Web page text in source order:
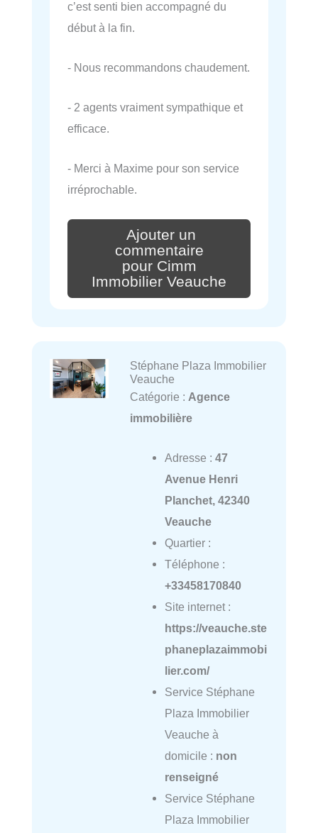
c’est senti bien accompagné du
début à la fin.
- Nous recommandons chaudement.
- 2 agents vraiment sympathique et
efficace.
- Merci à Maxime pour son service
irréprochable.
Ajouter un
commentaire
pour Cimm
Immobilier Veauche
Stéphane Plaza Immobilier
Veauche
Catégorie : Agence
immobilière
Adresse : 47
Avenue Henri
Planchet, 42340
Veauche
Quartier :
Téléphone :
+33458170840
Site internet :
https://veauche.ste
phaneplazaimmobi
lier.com/
Service Stéphane
Plaza Immobilier
Veauche à
domicile : non
renseigné
Service Stéphane
Plaza Immobilier